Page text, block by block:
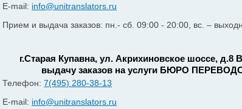
E-mail: info@unitranslators.ru
Прием и выдача заказов: пн.- сб. 09:00 - 20:00, вс. –
г.Старая Купавна, ул. Акрихиновское шоссе,
выдачу заказов на услуги БЮРО
Телефон:7(495) 280-38-13
E-mail: info@unitranslators.ru